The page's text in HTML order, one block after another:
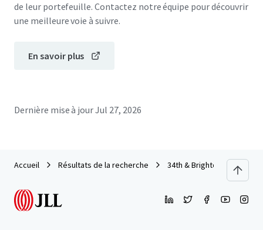
de leur portefeuille. Contactez notre équipe pour découvrir
une meilleure voie à suivre.
En savoir plus
Dernière mise à jourJul 27, 2026
Accueil Résultats de la recherche 34th & Brighton Land